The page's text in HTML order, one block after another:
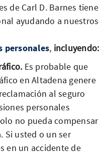
de Carl D. Barnes tiene
ayudando a nuestros
personales, incluyendo:
Es probable que
en Altadena genere
al seguro
personales
no pueda compensar
Si usted o un ser
en un accidente de